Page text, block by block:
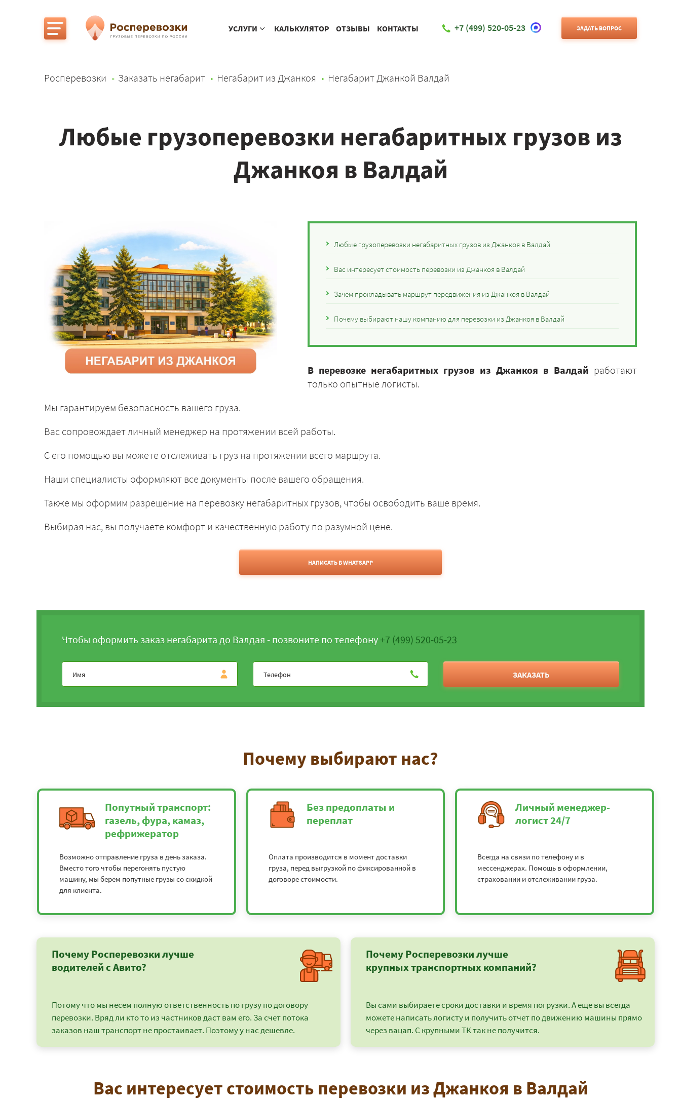
УСЛУГИ КАЛЬКУЛЯТОР ОТЗЫВЫ КОНТАКТЫ +7 (499) 520-05-23 ЗАДАТЬ ВОПРОС
Росперевозки Заказать негабарит Негабарит из Джанкоя Негабарит Джанкой Валдай
Любые грузоперевозки негабаритных грузов из
Джанкоя в Валдай
Любые грузоперевозки негабаритных грузов из Джанкоя в Валдай
Вас интересует стоимость перевозки из Джанкоя в Валдай
Зачем прокладывать маршрут передвижения из Джанкоя в Валдай
Почему выбирают нашу компанию для перевозки из Джанкоя в Валдай
В перевозке негабаритных грузов из Джанкоя в Валдай работают
только опытные логисты.
Мы гарантируем безопасность вашего груза.
Вас сопровождает личный менеджер на протяжении всей работы.
С его помощью вы можете отслеживать груз на протяжении всего маршрута.
Наши специалисты оформляют все документы после вашего обращения.
Также мы оформим разрешение на перевозку негабаритных грузов, чтобы освободить ваше время.
Выбирая нас, вы получаете комфорт и качественную работу по разумной цене.
НАПИСАТЬ В WHATSAPP
Чтобы оформить заказ негабарита до Валдая - позвоните по телефону+7 (499) 520-05-23
ЗАКАЗАТЬ
Почему выбирают нас?
Попутный транспорт:
газель, фура, камаз,
рефрижератор
Возможно отправление груза в день заказа.
Вместо того чтобы перегонять пустую
машину, мы берем попутные грузы со скидкой
для клиента.
Без предоплаты и
переплат
Оплата производится в момент доставки
груза, перед выгрузкой по фиксированной в
договоре стоимости.
Личный менеджер-
логист 24/7
Всегда на связи по телефону и в
мессенджерах. Помощь в оформлении,
страховании и отслеживании груза.
Почему Росперевозки лучше
водителей с Авито?
Потому что мы несем полную ответственность по грузу по договору
перевозки. Вряд ли кто то из частников даст вам его. За счет потока
заказов наш транспорт не простаивает. Поэтому у нас дешевле.
Почему Росперевозки лучше
крупных транспортных компаний?
Вы сами выбираете сроки доставки и время погрузки. А еще вы всегда
можете написать логисту и получить отчет по движению машины прямо
через вацап. С крупными ТК так не получится.
Вас интересует стоимость перевозки из Джанкоя в Валдай